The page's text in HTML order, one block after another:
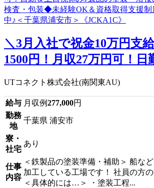
＼3月入社で祝金10万円支
1500円！月収27万円可！日
UTコネクト株式会社(南関東AU)
給与 月収例277,000円
勤務
地
千葉県 浦安市
寮・
社宅
あり
仕事
内容
＜鉄製品の塗装準備・補助＞ 船な
加工している工場です！ 社員の方
＜具体的には…＞ ・塗装工程...